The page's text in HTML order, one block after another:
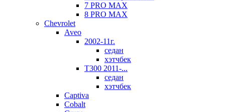
7 PRO MAX
8 PRO MAX
Chevrolet
Aveo
2002-11г.
седан
хэтчбек
T300 2011-...
седан
хэтчбек
Captiva
Cobalt